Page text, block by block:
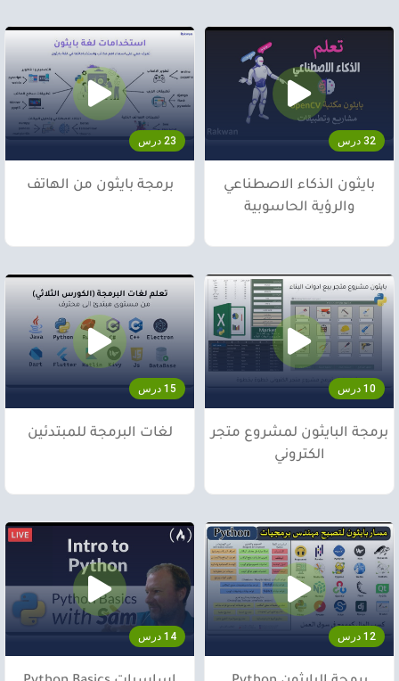
32 درس
بايثون الذكاء الاصطناعي
والرؤية الحاسوبية
23 درس
برمجة بايثون من الهاتف
10 درس
برمجة البايثون لمشروع متجر
الكتروني
15 درس
لغات البرمجة للمبتدئين
12 درس 14 درس